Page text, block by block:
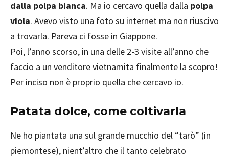
dalla polpa bianca. Ma io cercavo quella dalla polpa
viola. Avevo visto una foto su internet ma non riuscivo
a trovarla. Pareva ci fosse in Giappone.
Poi, l’anno scorso, in una delle 2-3 visite all’anno che
faccio a un venditore vietnamita finalmente la scopro!
Per inciso non è proprio quella che cercavo io.
Patata dolce, come coltivarla
Ne ho piantata una sul grande mucchio del “tarò” (in
piemontese), nient’altro che il tanto celebrato